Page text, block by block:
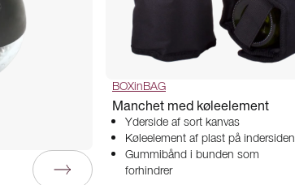
BOXinBAG
Manchet med køleelement
Yderside af sort kanvas
Køleelement af plast på indersiden
Gummibånd i bunden som
forhindrer